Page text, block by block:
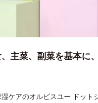
主菜、副菜を基本に
ケアのオルビスユー ドット